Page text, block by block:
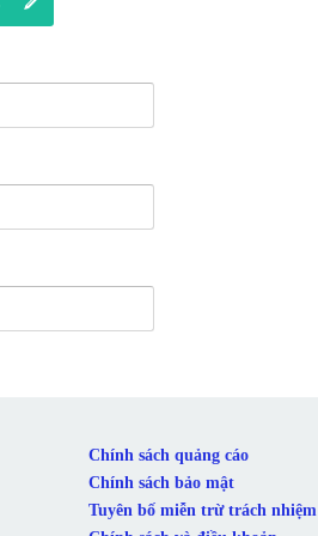
Chính sách quảng cáo
Chính sách bảo mật
Tuyên bố miễn trừ trách nhiệm